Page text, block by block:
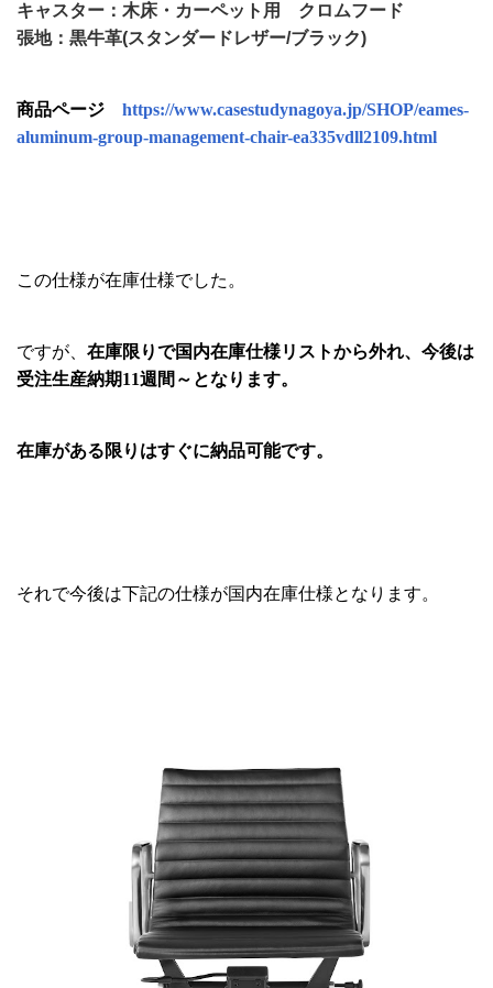
キャスター：木床・カーペット用 クロムフード
張地：黒牛革(スタンダードレザー/ブラック)
商品ページ https://www.casestudynagoya.jp/SHOP/eames-
aluminum-group-management-chair-ea335vdll2109.html
この仕様が在庫仕様でした。
ですが、 在庫限りで国内在庫仕様リストから外れ、今後は
受注生産納期11週間～となります。
在庫がある限りはすぐに納品可能です。
それで今後は下記の仕様が国内在庫仕様となります。